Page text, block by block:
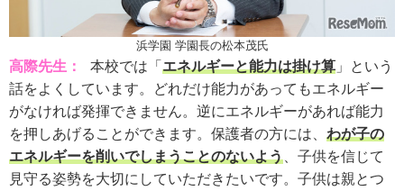
浜学園 学園長の松本茂氏
高際先生： 本校では「 エネルギーと能力は掛け算 」という
話をよくしています。どれだけ能力があってもエネルギー
がなければ発揮できません。逆にエネルギーがあれば能力
を押しあげることができます。保護者の方には、 わが子の
エネルギーを削いでしまうことのないよう 、子供を信じて
見守る姿勢を大切にしていただきたいです。子供は親とつ